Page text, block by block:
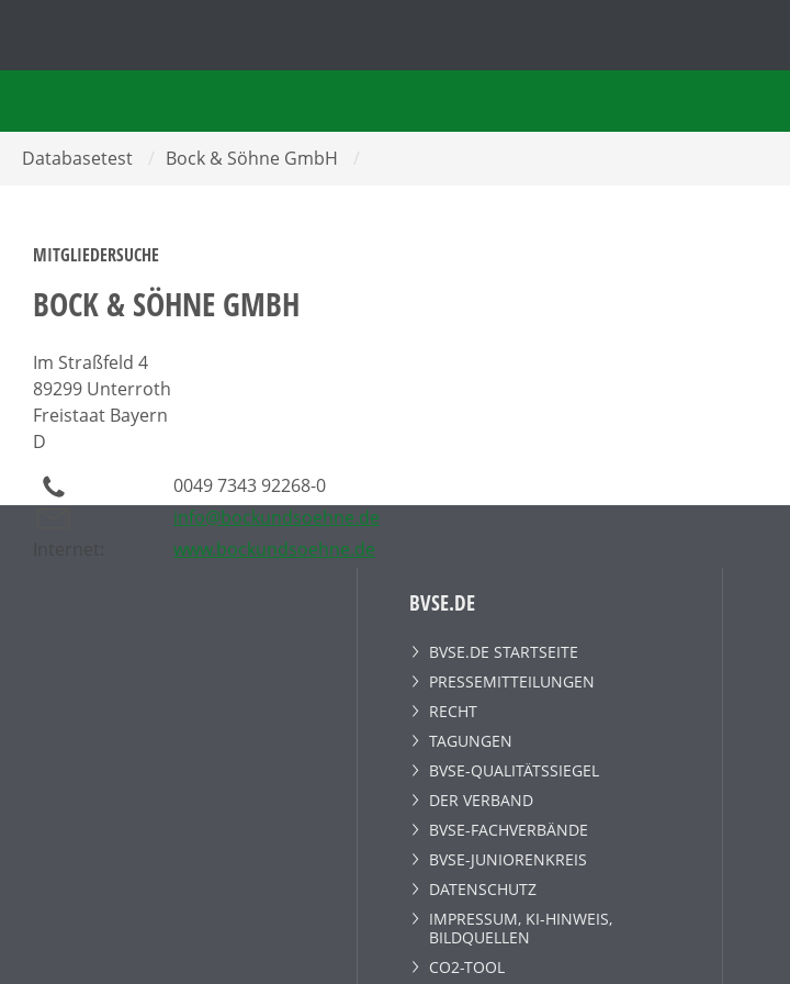
Databasetest / Bock & Söhne GmbH /
MITGLIEDERSUCHE
BOCK & SÖHNE GMBH
Im Straßfeld 4
89299 Unterroth
Freistaat Bayern
D
0049 7343 92268-0
info@bockundsoehne.de
www.bockundsoehne.de
BVSE.DE
BVSE.DE STARTSEITE
PRESSEMITTEILUNGEN
RECHT
TAGUNGEN
BVSE-QUALITÄTSSIEGEL
DER VERBAND
BVSE-FACHVERBÄNDE
BVSE-JUNIORENKREIS
DATENSCHUTZ
IMPRESSUM, KI-HINWEIS,
BILDQUELLEN
CO2-TOOL